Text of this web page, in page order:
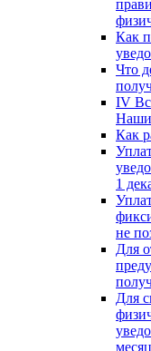
Как
Что
IV
Наши
Как
1
не
Для
Для
месяц